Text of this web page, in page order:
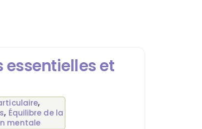
et
,
, Équilibre de la
mentale